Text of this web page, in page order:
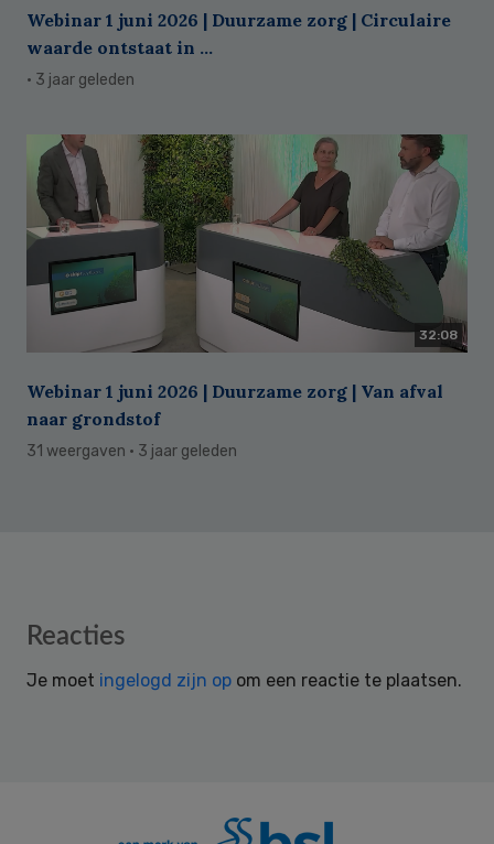
Webinar 1 juni 2026 | Duurzame zorg | Circulaire
waarde ontstaat in ...
· 3 jaar geleden
32:08
Webinar 1 juni 2026 | Duurzame zorg | Van afval
naar grondstof
31 weergaven · 3 jaar geleden
Reader
Reacties
Je moet ingelogd zijn op om een reactie te plaatsen.